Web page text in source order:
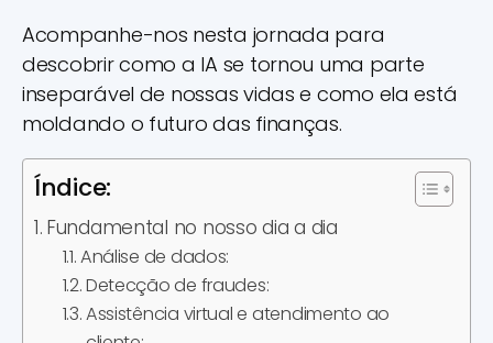
Acompanhe-nos nesta jornada para
descobrir como a IA se tornou uma parte
inseparável de nossas vidas e como ela está
moldando o futuro das finanças.
Índice:
Fundamental no nosso dia a dia
Análise de dados:
Detecção de fraudes:
Assistência virtual e atendimento ao